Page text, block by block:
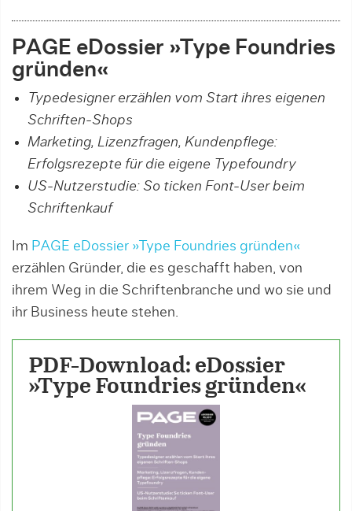
PAGE eDossier »Type Foundries
gründen«
Typedesigner erzählen vom Start ihres eigenen
Schriften-Shops
Marketing, Lizenzfragen, Kundenpflege:
Erfolgsrezepte für die eigene Typefoundry
US-Nutzerstudie: So ticken Font-User beim
Schriftenkauf
Im PAGE eDossier »Type Foundries gründen«
erzählen Gründer, die es geschafft haben, von
ihrem Weg in die Schriftenbranche und wo sie und
ihr Business heute stehen.
PDF-Download: eDossier
»Type Foundries gründen«